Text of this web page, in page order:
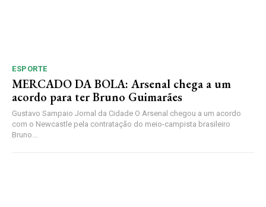
ESPORTE
MERCADO DA BOLA: Arsenal chega a um
acordo para ter Bruno Guimarães
Gustavo Sampaio Jornal da Cidade O Arsenal chegou a um acordo
com o Newcastle pela contratação do meio-campista brasileiro
Bruno...